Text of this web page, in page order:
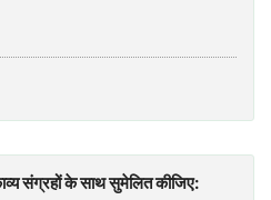
संग्रहों के साथ सुमेलित कीजिए: